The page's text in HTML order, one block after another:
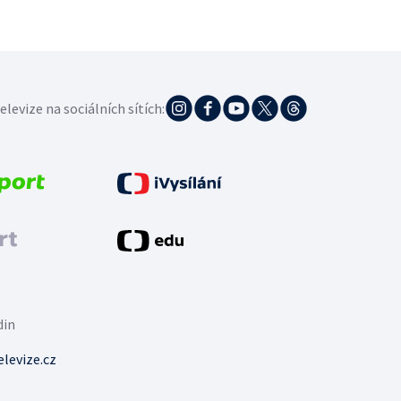
na sociálních sítích: